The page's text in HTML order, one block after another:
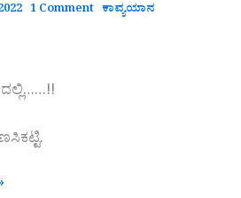
1 Comment ಕಾವ್ಯಯಾನ